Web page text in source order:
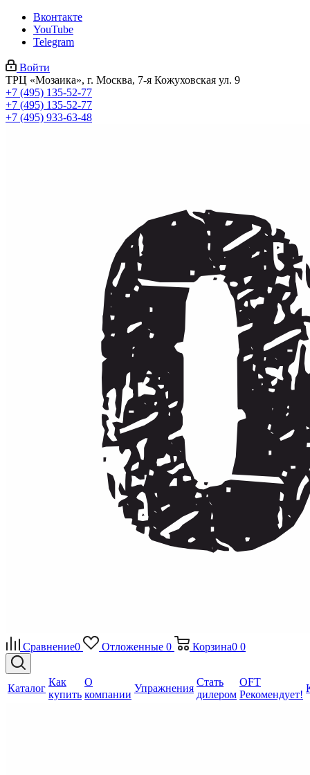
Вконтакте
YouTube
Telegram
Войти
ТРЦ «Мозаика», г. Москва, 7-я Кожуховская ул. 9
+7 (495) 135-52-77
+7 (495) 135-52-77
+7 (495) 933-63-48
Сравнение0 Отложенные 0 Корзина0 0
Каталог
Как
купить
О
компании
Упражнения
Стать
дилером
OFT
Рекомендует!